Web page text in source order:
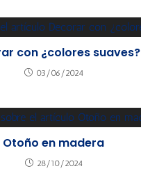
con ¿colores suaves?
03/06/2024
Otoño en madera
28/10/2024